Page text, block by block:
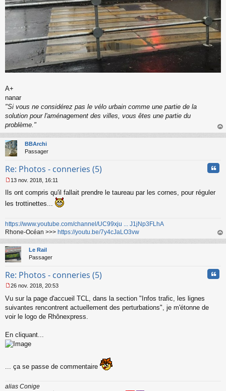
A+
nanar
"Si vous ne considérez pas le vélo urbain comme une partie de la
solution pour l'aménagement des villes, vous êtes une partie du
problème."
au
BBArchi
Passager
Re: Photos - conneries (5)
e
g
e
n
o
n
l
13 nov. 2018, 16:11
Ils ont compris qu'il fallait prendre le taureau par les cornes, pour réguler
les trottinettes...
https://www.youtube.com/channel/UC99xju ... J1jNp3FLhA
Rhone-Océan >>> https://youtu.be/7y4cJaLO3vw
au
Le Rail
Passager
Re: Photos - conneries (5)
e
s
s
e
n
26 nov. 2018, 20:53
Vu sur la page d'accueil TCL, dans la section "Infos trafic, les lignes
suivantes rencontrent actuellement des perturbations", je m'étonne de
voir le logo de Rhônexpress.
En cliquant...
... ça se passe de commentaire
alias Conige